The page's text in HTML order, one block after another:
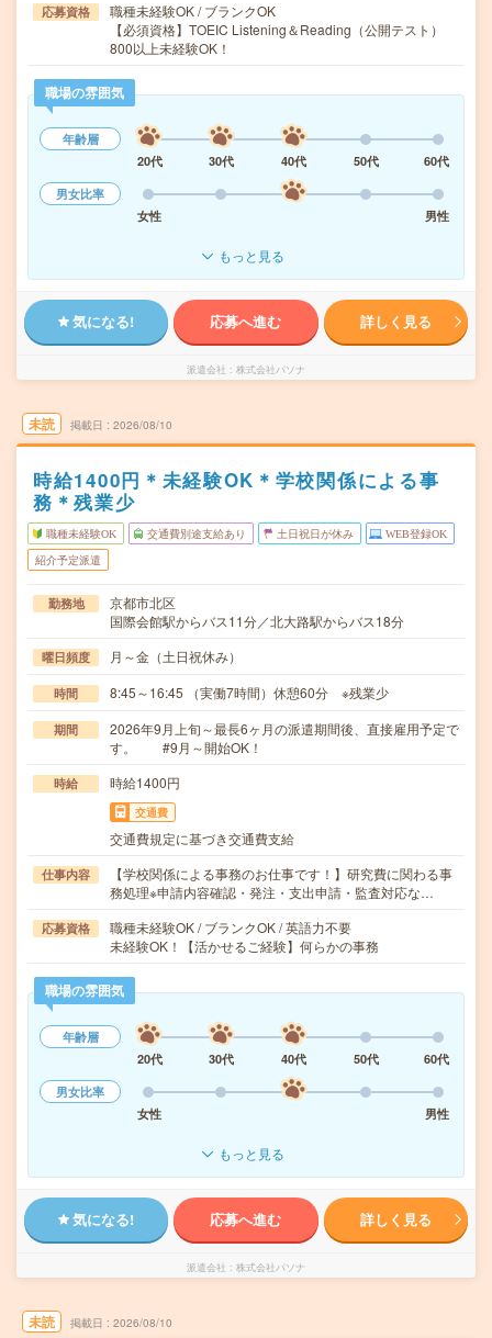
応募資格
職種未経験OK / ブランクOK
【必須資格】TOEIC Listening＆Reading（公開テスト）
800以上未経験OK！
職場の雰囲気
年齢層
20代
30代 40代 50代
60代
男女比率
女性
男性
もっと見る
気になる! 応募へ進む 詳しく見る
派遣会社 株式会社パソナ
未読 掲載日 2026/08/10
時給1400円＊未経験OK＊学校関係による事
務＊残業少
職種未経験OK 交通費別途支給あり 土日祝日が休み WEB登録OK
紹介予定派遣
勤務地
京都市北区
国際会館駅からバス11分／北大路駅からバス18分
曜日頻度 月～金（土日祝休み）
時間 8:45～16:45 （実働7時間）休憩60分 ※残業少
期間
2026年9月上旬～最長6ヶ月の派遣期間後、直接雇用予定で
す。 #9月～開始OK！
時給 時給1400円
交通費
交通費規定に基づき交通費支給
仕事内容
【学校関係による事務のお仕事です！】研究費に関わる事
務処理※申請内容確認・発注・支出申請・監査対応な…
応募資格
職種未経験OK / ブランクOK / 英語力不要
未経験OK！【活かせるご経験】何らかの事務
職場の雰囲気
年齢層
20代
30代 40代 50代
60代
男女比率
女性
男性
もっと見る
気になる! 応募へ進む 詳しく見る
派遣会社 株式会社パソナ
未読 掲載日 2026/08/10